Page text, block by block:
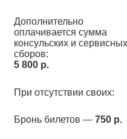
Дополнительно
оплачивается сумма
консульских и сервисных
сборов:
5 800 р.
При отсутствии своих:
Бронь билетов —750 р.